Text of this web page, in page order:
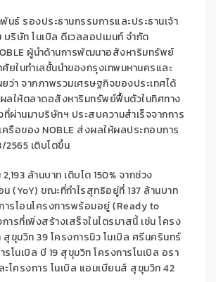
พันธ์รองประธานกรรมการและประธานเจ้า
บริษัท โนเบิล ดีเวลลอปเมนท์จำกัด
ผู้นำด้านการพัฒนาอสังหาริมทรัพย์
ยในทำเลชั้นนำของกรุงเทพมหานครและ
ว่า จากภาพรวมเศรษฐกิจของประเทศได้
ลให้ตลาดอสังหาริมทรัพย์ฟื้นตัวในทิศทาง
ที่ผ่านมาบริษัทฯ ประสบความสำเร็จจากการ
ครือของNOBLE ส่งผลให้ผลประกอบการ
2565 เติบโตขึ้น
2,193 ล้านบาท เติบโต150% จากช่วง
น (YoY) ขณะที่กำไรสุทธิอยู่ที่137 ล้านบาท
ารโอนโครงการพร้อมอยู่(Ready to
การที่เพิ่งสร้างเสร็จในไตรมาสนี้ เช่นโครง
สุขุมวิท 39โครงการนิว โนเบิล ศรีนครินทร์
รโนเบิล บี 19 สุขุมวิทโครงการโนเบิล อรา
ะโครงการ โนเบิล แอมเบียนส์ สุขุมวิท 42